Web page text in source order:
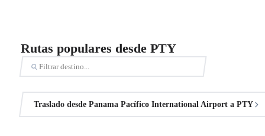
Rutas populares desde PTY
Traslado desde Panama Pacífico International Airport a PTY